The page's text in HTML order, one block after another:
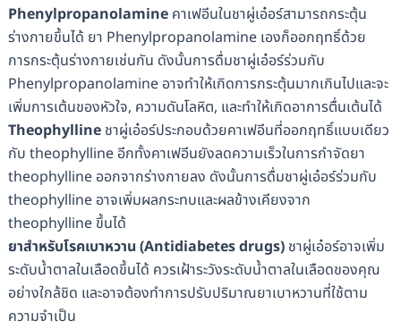
Phenylpropanolamine คาเฟอีนในชาผู่เอ๋อร์สามารถกระตุ้น
ร่างกายขึ้นได้ ยา Phenylpropanolamine เองก็ออกฤทธิ์ด้วย
การกระตุ้นร่างกายเช่นกัน ดังนั้นการดื่มชาผู่เอ๋อร์ร่วมกับ
Phenylpropanolamine อาจทำให้เกิดการกระตุ้นมากเกินไปและจะ
เพิ่มการเต้นของหัวใจ, ความดันโลหิต, และทำให้เกิดอาการตื่นเต้นได้
Theophylline ชาผู่เอ๋อร์ประกอบด้วยคาเฟอีนที่ออกฤทธิ์แบบเดียว
กับ theophylline อีกทั้งคาเฟอีนยังลดความเร็วในการกำจัดยา
theophylline ออกจากร่างกายลง ดังนั้นการดื่มชาผู่เอ๋อร์ร่วมกับ
theophylline อาจเพิ่มผลกระทบและผลข้างเคียงจาก
theophylline ขึ้นได้
ยาสำหรับโรคเบาหวาน (Antidiabetes drugs) ชาผู่เอ๋อร์อาจเพิ่ม
ระดับน้ำตาลในเลือดขึ้นได้ ควรเฝ้าระวังระดับน้ำตาลในเลือดของคุณ
อย่างใกล้ชิด และอาจต้องทำการปรับปริมาณยาเบาหวานที่ใช้ตาม
ความจำเป็น